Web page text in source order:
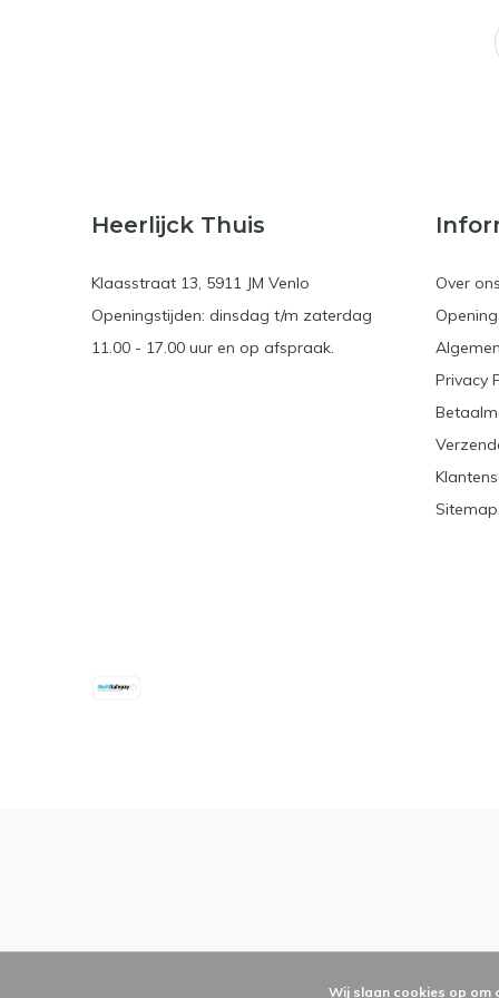
Heerlijck Thuis
Klaasstraat 13, 5911 JM Venlo
Openingstijden: dinsdag t/m zaterdag
11.00 - 17.00 uur en op afspraak.
Over
Privacy
Sitemap
Wij slaan cookies op om